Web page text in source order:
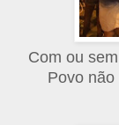
Com ou
Povo